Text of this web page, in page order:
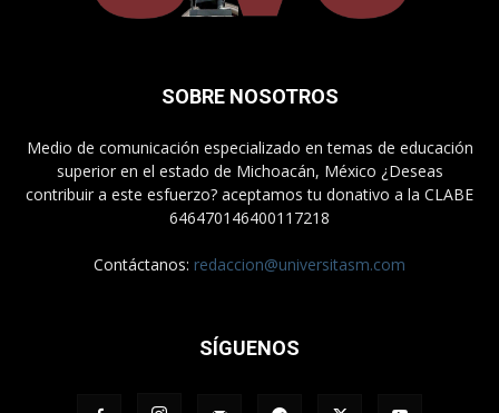
SOBRE NOSOTROS
Medio de comunicación especializado en temas de educación
superior en el estado de Michoacán, México ¿Deseas
contribuir a este esfuerzo? aceptamos tu donativo a la CLABE
646470146400117218
Contáctanos: redaccion@universitasm.com
SÍGUENOS